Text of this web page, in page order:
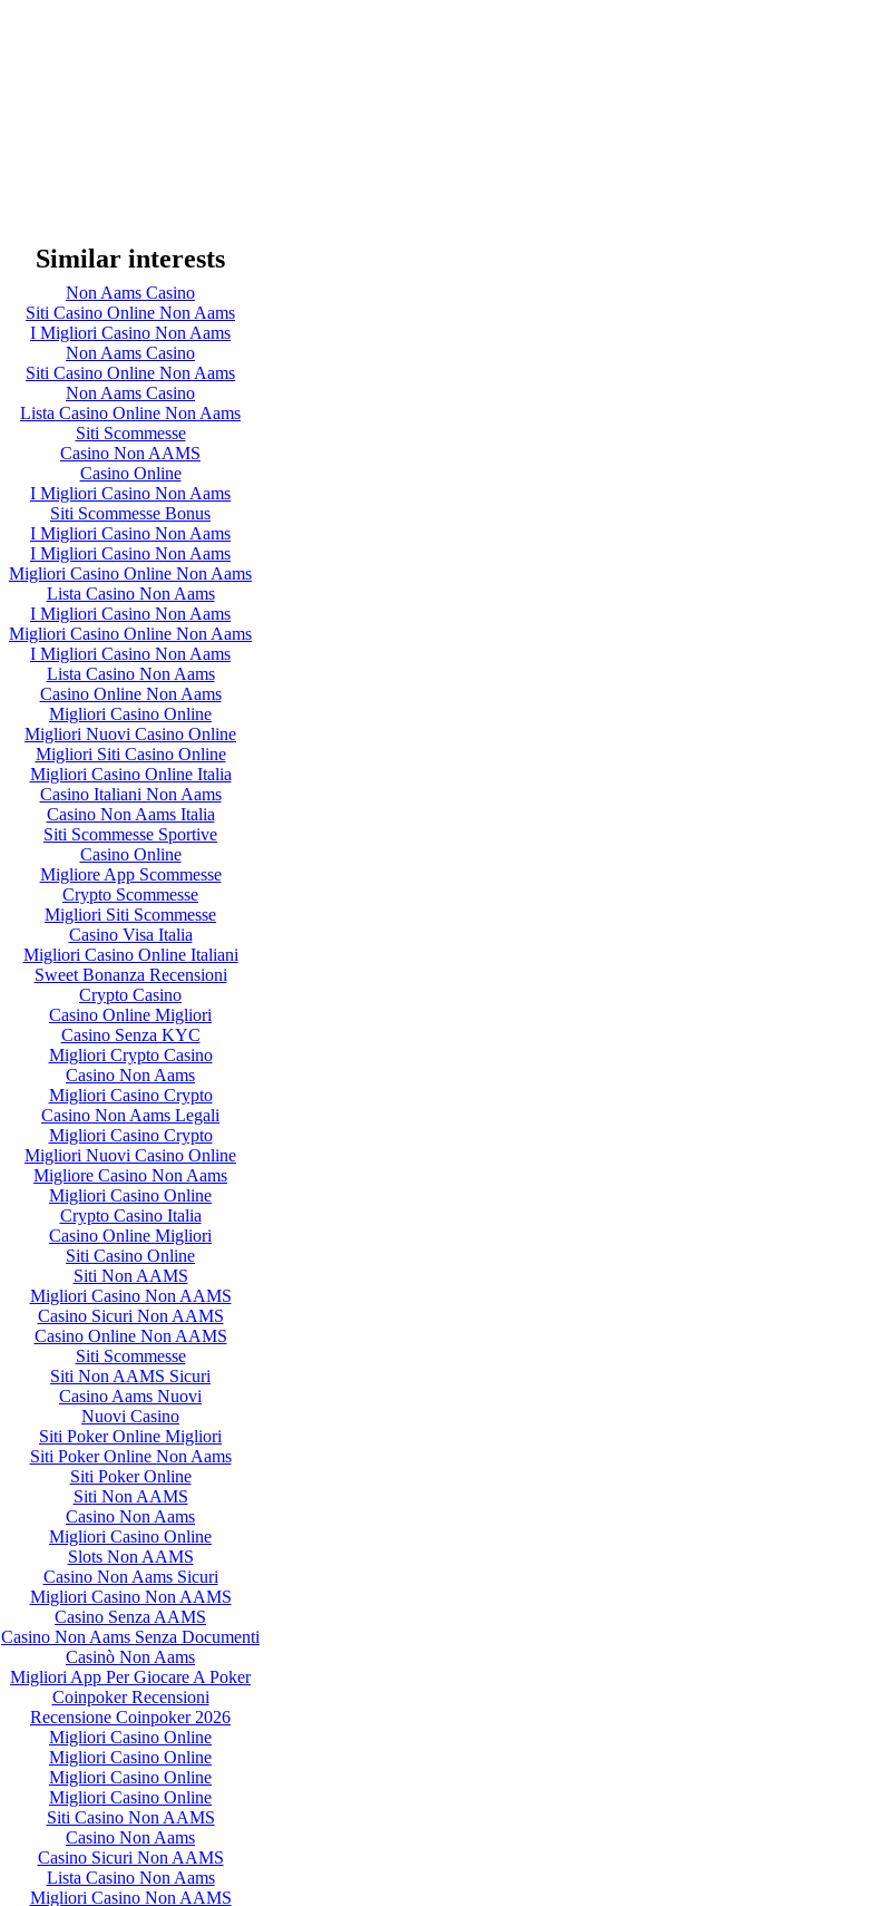
Similar interests
Non Aams Casino
Siti Casino Online Non Aams
I Migliori Casino Non Aams
Non Aams Casino
Siti Casino Online Non Aams
Non Aams Casino
Lista Casino Online Non Aams
Siti Scommesse
Casino Non AAMS
Casino Online
I Migliori Casino Non Aams
Siti Scommesse Bonus
I Migliori Casino Non Aams
I Migliori Casino Non Aams
Migliori Casino Online Non Aams
Lista Casino Non Aams
I Migliori Casino Non Aams
Migliori Casino Online Non Aams
I Migliori Casino Non Aams
Lista Casino Non Aams
Casino Online Non Aams
Migliori Casino Online
Migliori Nuovi Casino Online
Migliori Siti Casino Online
Migliori Casino Online Italia
Casino Italiani Non Aams
Casino Non Aams Italia
Siti Scommesse Sportive
Casino Online
Migliore App Scommesse
Crypto Scommesse
Migliori Siti Scommesse
Casino Visa Italia
Migliori Casino Online Italiani
Sweet Bonanza Recensioni
Crypto Casino
Casino Online Migliori
Casino Senza KYC
Migliori Crypto Casino
Casino Non Aams
Migliori Casino Crypto
Casino Non Aams Legali
Migliori Casino Crypto
Migliori Nuovi Casino Online
Migliore Casino Non Aams
Migliori Casino Online
Crypto Casino Italia
Casino Online Migliori
Siti Casino Online
Siti Non AAMS
Migliori Casino Non AAMS
Casino Sicuri Non AAMS
Casino Online Non AAMS
Siti Scommesse
Siti Non AAMS Sicuri
Casino Aams Nuovi
Nuovi Casino
Siti Poker Online Migliori
Siti Poker Online Non Aams
Siti Poker Online
Siti Non AAMS
Casino Non Aams
Migliori Casino Online
Slots Non AAMS
Casino Non Aams Sicuri
Migliori Casino Non AAMS
Casino Senza AAMS
Casino Non Aams Senza Documenti
Casinò Non Aams
Migliori App Per Giocare A Poker
Coinpoker Recensioni
Recensione Coinpoker 2026
Migliori Casino Online
Migliori Casino Online
Migliori Casino Online
Migliori Casino Online
Siti Casino Non AAMS
Casino Non Aams
Casino Sicuri Non AAMS
Lista Casino Non Aams
Migliori Casino Non AAMS